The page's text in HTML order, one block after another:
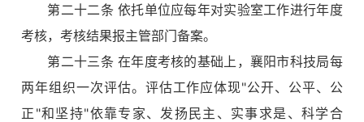
第二十二条 依托单位应每年对实验室工作进行年度
考核，考核结果报主管部门备案。
第二十三条 在年度考核的基础上，襄阳市科技局每
两年组织一次评估。评估工作应体现"公开、公平、公
正"和坚持"依靠专家、发扬民主、实事求是、科学合